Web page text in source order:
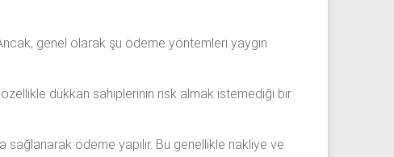
genel olarak şu ödeme yöntemleri yaygın
özellikle dükkan sahiplerinin risk almak istemediği bir
sağlanarak ödeme yapılır. Bu genellikle nakliye ve